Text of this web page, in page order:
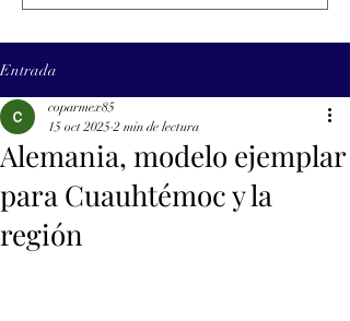
Entrada
Alemania, modelo ejemplar
para Cuauhtémoc y la
región
coparmex85
15 oct 2025 2 min de lectura